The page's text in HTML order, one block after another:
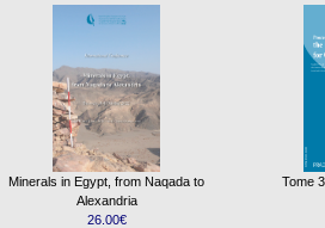
Minerals in Egypt, from Naqada to
Alexandria
26.00€
Tome